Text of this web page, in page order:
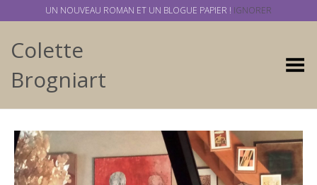
Colette
Brogniart
Basculer
UN NOUVEAU ROMAN ET UN BLOGUE PAPIER ! IGNORER